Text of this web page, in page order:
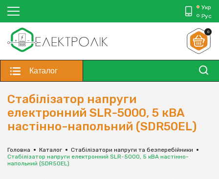
Укр
Рус
0
Каталог
Стабілізатор напруги
електронний SLR-5000, 5 кВА
настінно-напольний (SDR50EL)
Головна Каталог
Стабілізатори напруги та безперебійники
Стабілізатор напруги електронний SLR-5000, 5 кВА настінно-
напольний (SDR50EL)